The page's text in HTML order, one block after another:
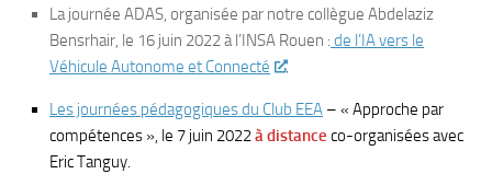
La journée ADAS, organisée par notre collègue Abdelaziz
Bensrhair, le 16 juin 2022 à l’INSA Rouen : de l’IA vers le
Véhicule Autonome et Connecté
.
Les journées pédagogiques du Club EEA – « Approche par
compétences », le 7 juin 2022à distance co-organisées avec
Eric Tanguy.